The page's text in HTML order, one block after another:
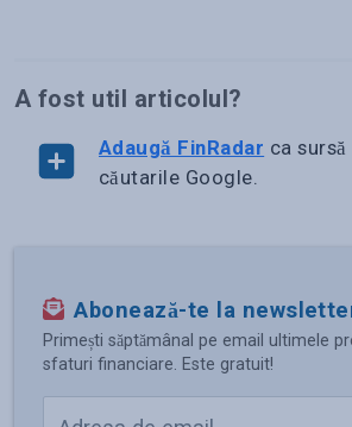
A fost util articolul?
Adaugă FinRadar ca
căutarile Google.
Abonează-te la
Primești săptămânal pe email ultimele
sfaturi financiare. Este gratuit!